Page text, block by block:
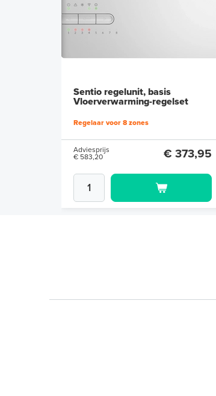
Sentio regelunit, basis
Vloerverwarming-regelset
Regelaar voor 8 zones
Adviesprijs
€ 583,20
€ 373,95